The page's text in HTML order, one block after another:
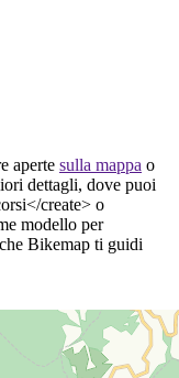
aperte sulla mappa o
dettagli, dove puoi
create> o
modello per
Bikemap ti guidi